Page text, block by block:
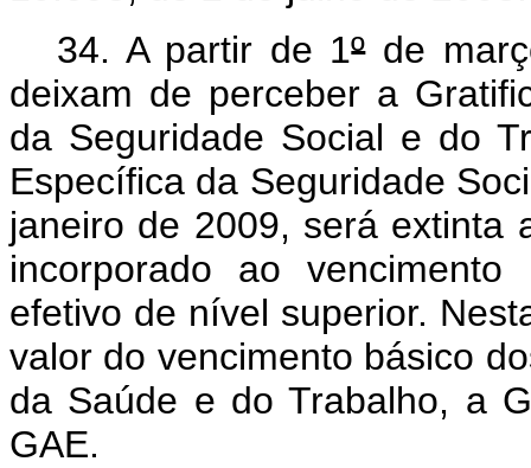
34. A partir de 1ºde
deixam de perceber a
da Seguridade Social e do
Específica da Seguridade
janeiro de 2009, será extinta
incorporado ao
efetivo de nível superior.
valor do vencimento básico
da Saúde e do Trabalho, a
GAE.